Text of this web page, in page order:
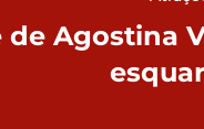
Agostina